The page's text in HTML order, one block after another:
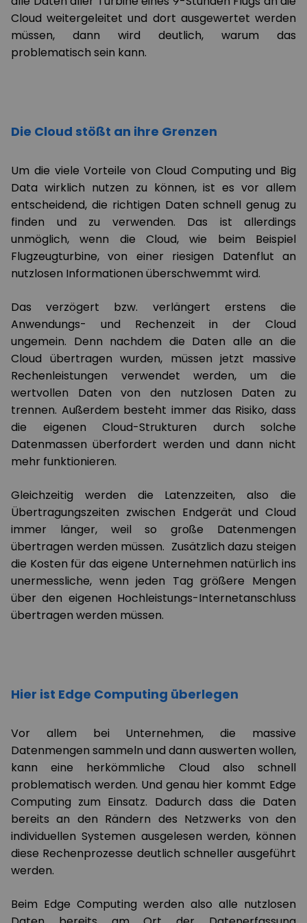
Cloud weitergeleitet und dort ausgewertet werden
müssen, dann wird deutlich, warum das
problematisch sein kann.
Die Cloud stößt an ihre Grenzen
Um die viele Vorteile von Cloud Computing und Big
Data wirklich nutzen zu können, ist es vor allem
entscheidend, die richtigen Daten schnell genug zu
finden und zu verwenden. Das ist allerdings
unmöglich, wenn die Cloud, wie beim Beispiel
Flugzeugturbine, von einer riesigen Datenflut an
nutzlosen Informationen überschwemmt wird.
Das verzögert bzw. verlängert erstens die
Anwendungs- und Rechenzeit in der Cloud
ungemein. Denn nachdem die Daten alle an die
Cloud übertragen wurden, müssen jetzt massive
Rechenleistungen verwendet werden, um die
wertvollen Daten von den nutzlosen Daten zu
trennen. Außerdem besteht immer das Risiko, dass
die eigenen Cloud-Strukturen durch solche
Datenmassen überfordert werden und dann nicht
mehr funktionieren.
Gleichzeitig werden die Latenzzeiten, also die
Übertragungszeiten zwischen Endgerät und Cloud
immer länger, weil so große Datenmengen
übertragen werden müssen. Zusätzlich dazu steigen
die Kosten für das eigene Unternehmen natürlich ins
unermessliche, wenn jeden Tag größere Mengen
über den eigenen Hochleistungs-Internetanschluss
übertragen werden müssen.
Hier ist Edge Computing überlegen
Vor allem bei Unternehmen, die massive
Datenmengen sammeln und dann auswerten wollen,
kann eine herkömmliche Cloud also schnell
problematisch werden. Und genau hier kommt Edge
Computing zum Einsatz. Dadurch dass die Daten
bereits an den Rändern des Netzwerks von den
individuellen Systemen ausgelesen werden, können
diese Rechenprozesse deutlich schneller ausgeführt
werden.
Beim Edge Computing werden also alle nutzlosen